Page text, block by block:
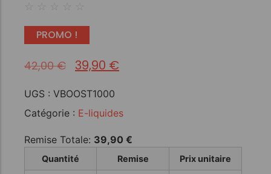
☆ ☆ ☆ ☆ ☆
PROMO !
42,00€ 39,90 €
UGS : VBOOST1000
Catégorie : E-liquides
Remise Totale: 39,90 €
Quantité Remise Prix unitaire